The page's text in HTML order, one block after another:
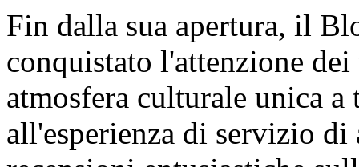
Fin dalla sua apertura, il
conquistato l'attenzione
atmosfera culturale unica a
all'esperienza di servizio